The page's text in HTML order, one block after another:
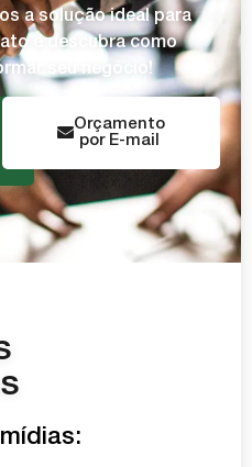
a solução ideal para
e descubra como
seu negócio!
Orçamento
por E-mail